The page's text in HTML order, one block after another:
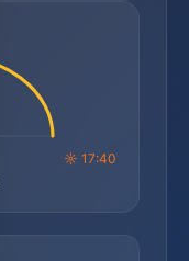
☼ 17:40